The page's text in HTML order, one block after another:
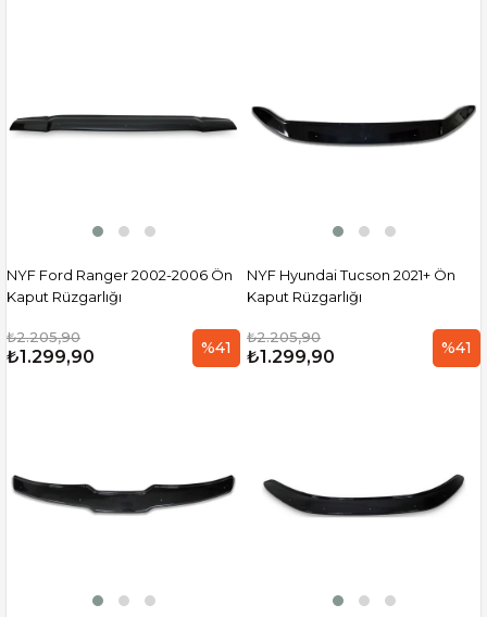
NYF Ford Ranger 2002-2006 Ön
Kaput Rüzgarlığı
₺2.205,90
₺1.299,90 %41
NYF Hyundai Tucson 2021+ Ön
Kaput Rüzgarlığı
₺2.205,90
₺1.299,90 %41